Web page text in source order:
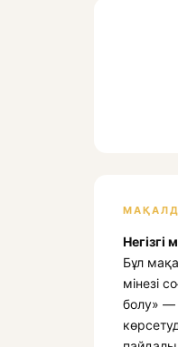
Негізгі
Бұл
мінезі
болу» —